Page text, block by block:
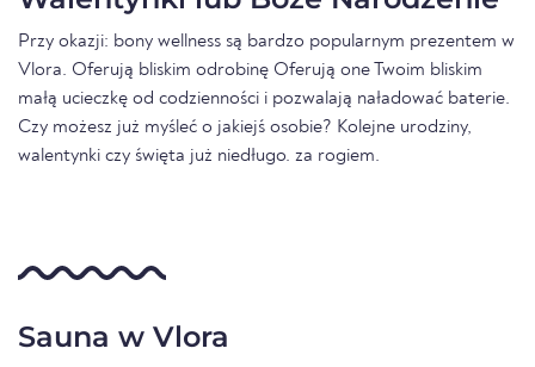
Przy okazji: bony wellness są bardzo popularnym prezentem w
Vlora. Oferują bliskim odrobinę Oferują one Twoim bliskim
małą ucieczkę od codzienności i pozwalają naładować baterie.
Czy możesz już myśleć o jakiejś osobie? Kolejne urodziny,
walentynki czy święta już niedługo. za rogiem.
Sauna w Vlora